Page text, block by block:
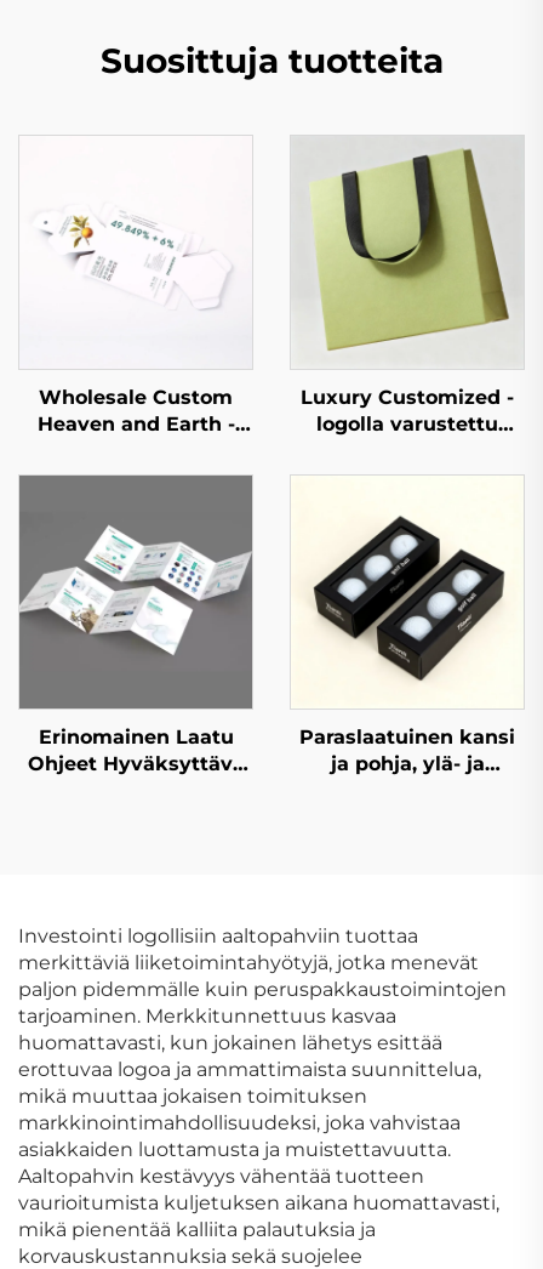
Suosittuja tuotteita
Wholesale Custom
Heaven and Earth -
pakkauspaperi, kansi
kartonkilaatikko,
kantinen ja
pohjalainen
lahjapakkaus
Luxury Customized -
logolla varustettu
kosmetiikka-, kynttilä-
bouttikkeihin
Erinomainen Laatu
Ohjeet Hyväksyttävä
Paraslaatuinen kansi
ja pohja, ylä- ja
lahjalaatikko
tenniksen ja golfin
palloille
Investointi logollisiin aaltopahviin tuottaa
merkittäviä liiketoimintahyötyjä, jotka menevät
paljon pidemmälle kuin peruspakkaustoimintojen
tarjoaminen. Merkkitunnettuus kasvaa
huomattavasti, kun jokainen lähetys esittää
erottuvaa logoa ja ammattimaista suunnittelua,
mikä muuttaa jokaisen toimituksen
markkinointimahdollisuudeksi, joka vahvistaa
asiakkaiden luottamusta ja muistettavuutta.
Aaltopahvin kestävyys vähentää tuotteen
vaurioitumista kuljetuksen aikana huomattavasti,
mikä pienentää kalliita palautuksia ja
korvauskustannuksia sekä suojelee